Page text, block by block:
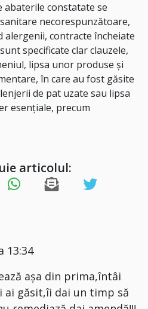
constatate se
necorespunzătoare,
contracte încheiate
specificate clar clauzele,
lipsa unor produse şi
în care au fost găsite
de pat uzate sau lipsa
esenţiale, precum
articolul:
13:34
așa din prima,întâi
ai găsit,îi dai un timp să